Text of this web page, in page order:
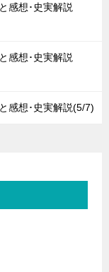
感想･史実解説
感想･史実解説
感想･史実解説(5/7)